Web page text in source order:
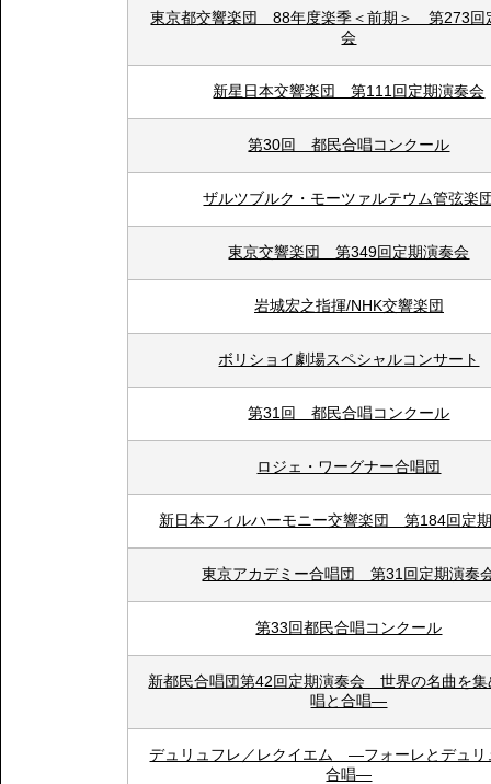
東京都交響楽団 88年度楽季＜前期＞ 第273回
会
新星日本交響楽団 第111回定期演奏会
第30回 都民合唱コンクール
ザルツブルク・モーツァルテウム管弦楽
東京交響楽団 第349回定期演奏会
岩城宏之指揮/NHK交響楽団
ボリショイ劇場スペシャルコンサート
第31回 都民合唱コンクール
ロジェ・ワーグナー合唱団
新日本フィルハーモニー交響楽団 第184回定
東京アカデミー合唱団 第31回定期演奏
第33回都民合唱コンクール
新都民合唱団第42回定期演奏会 世界の名曲を
唱と合唱―
デュリュフレ／レクイエム ―フォーレとデュリ
合唱―